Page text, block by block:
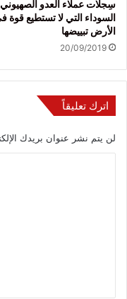
سِجلات عملاء العدو الصهيوني
السوداء التي لا تستطيع قوة
الأرض تبييضها
20/09/2019
اترك تعليقاً
لن يتم نشر عنوان بريدك